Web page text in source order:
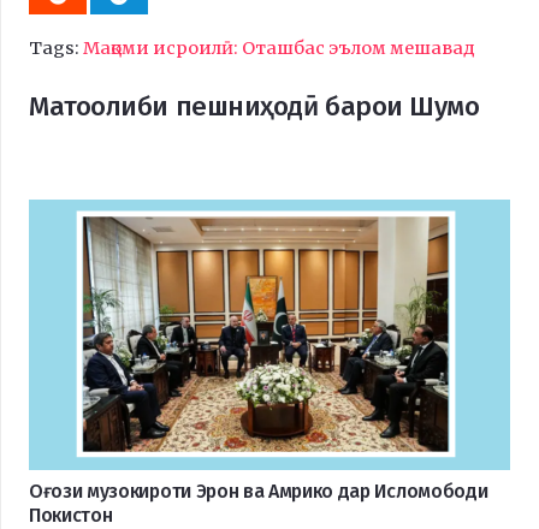
Tags: Мақоми исроилӣ: Оташбас эълом мешавад
Матоолиби пешниҳодӣ барои Шумо
Оғози музокироти Эрон ва Амрико дар Исломободи
Покистон